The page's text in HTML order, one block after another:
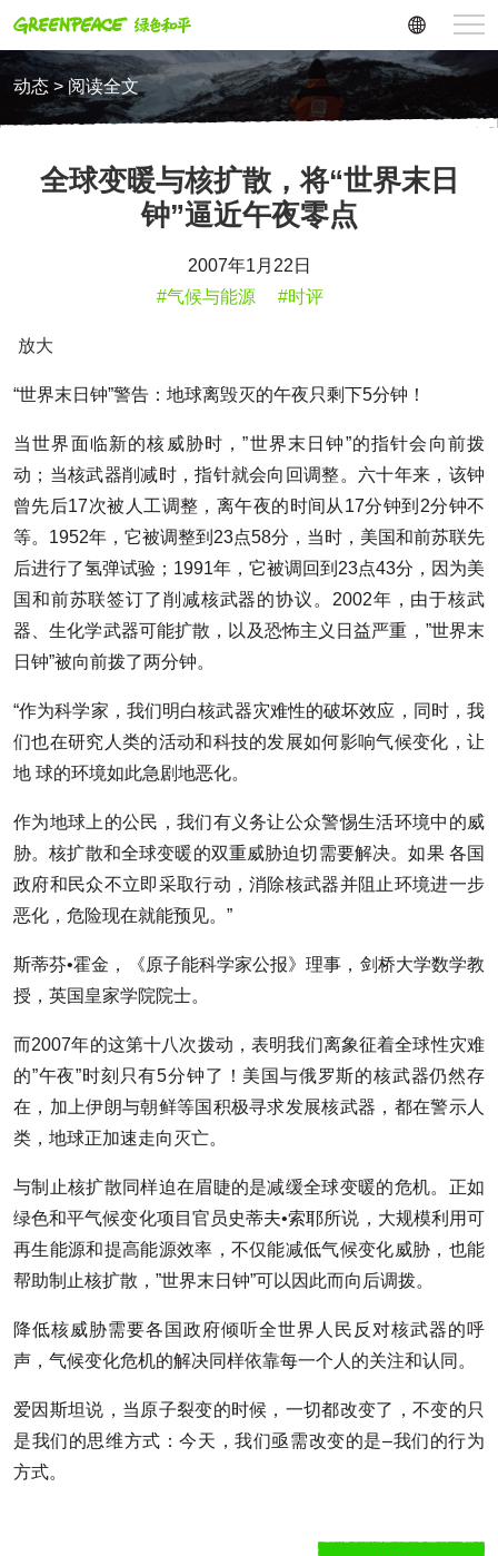
动态 > 阅读全文
全球变暖与核扩散，将“世界末日
钟”逼近午夜零点
2007年1月22日
#气候与能源
#时评
放大
“世界末日钟”警告：地球离毁灭的午夜只剩下5分钟！
当世界面临新的核威胁时，”世界末日钟”的指针会向前拨
动；当核武器削减时，指针就会向回调整。六十年来，该钟
曾先后17次被人工调整，离午夜的时间从17分钟到2分钟不
等。1952年，它被调整到23点58分，当时，美国和前苏联先
后进行了氢弹试验；1991年，它被调回到23点43分，因为美
国和前苏联签订了削减核武器的协议。2002年，由于核武
器、生化学武器可能扩散，以及恐怖主义日益严重，”世界末
日钟”被向前拨了两分钟。
“作为科学家，我们明白核武器灾难性的破坏效应，同时，我
们也在研究人类的活动和科技的发展如何影响气候变化，让
地 球的环境如此急剧地恶化。
作为地球上的公民，我们有义务让公众警惕生活环境中的威
胁。核扩散和全球变暖的双重威胁迫切需要解决。如果 各国
政府和民众不立即采取行动，消除核武器并阻止环境进一步
恶化，危险现在就能预见。”
斯蒂芬•霍金，《原子能科学家公报》理事，剑桥大学数学教
授，英国皇家学院院士。
而2007年的这第十八次拨动，表明我们离象征着全球性灾难
的”午夜”时刻只有5分钟了！美国与俄罗斯的核武器仍然存
在，加上伊朗与朝鲜等国积极寻求发展核武器，都在警示人
类，地球正加速走向灭亡。
与制止核扩散同样迫在眉睫的是减缓全球变暖的危机。正如
绿色和平气候变化项目官员史蒂夫•索耶所说，大规模利用可
再生能源和提高能源效率，不仅能减低气候变化威胁，也能
帮助制止核扩散，”世界末日钟”可以因此而向后调拨。
降低核威胁需要各国政府倾听全世界人民反对核武器的呼
声，气候变化危机的解决同样依靠每一个人的关注和认同。
爱因斯坦说，当原子裂变的时候，一切都改变了，不变的只
是我们的思维方式：今天，我们亟需改变的是–我们的行为
方式。